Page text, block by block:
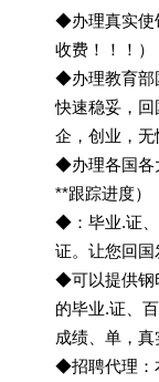
◆办理真实使
收费！！！
◆办理教育部
快速稳妥，
企，创业，
◆办理各国各
**跟踪进度
◆：毕业.证、
证。让您回国
◆可以提供钢
的毕业.证、
成绩、单，真
◆招聘代理：